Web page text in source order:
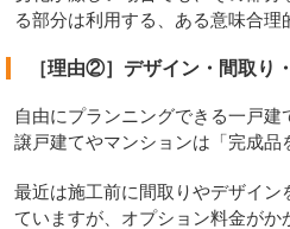
る部分は利用する、ある意味合理
［理由②］デザイン・間取り
自由にプランニングできる一戸
譲戸建てやマンションは「完成品
最近は施工前に間取りやデザイン
ていますが、オプション料金がか